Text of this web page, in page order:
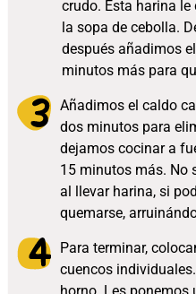
crudo. Esta harina
la sopa de cebolla.
después añadimos
minutos más para
Añadimos el caldo
dos minutos para
dejamos cocinar a
15 minutos más. No
al llevar harina, si
quemarse,
Para terminar,
cuencos